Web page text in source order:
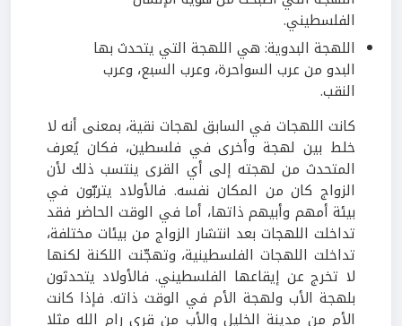
الفلسطيني.
اللهجة البدوية: هي اللهجة التي يتحدث بها
البدو من عرب السواحرة، وعرب السبع، وعرب
النقب.
كانت اللهجات في السابق لهجات نقية، بمعنى أنه لا
خلط بين لهجة وأخرى في فلسطين، فكان يُعرف
المتحدث من لهجته إلى أي القرى ينتسب ذلك لأن
الزواج كان من المكان نفسه. فالأولاد يتربّون في
بيئة أمهم وأبيهم ذاتها، أما في الوقت الحاضر فقد
تداخلت اللهجات بعد انتشار الزواج من بيئات مختلفة،
تداخلت اللهجات الفلسطينية، وتهجّنت اللكنة لكنها
لا تخرج عن إيقاعها الفلسطيني. فالأولاد يتحدثون
بلهجة الأب ولهجة الأم في الوقت ذاته. فإذا كانت
الأم من مدينة الخليل والأب من قرى رام الله مثلا